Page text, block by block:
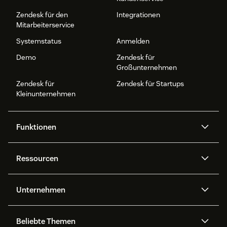
Zendesk für den
Mitarbeiterservice
Integrationen
Systemstatus
Anmelden
Demo
Zendesk für
Großunternehmen
Zendesk für
Kleinunternehmen
Zendesk für Startups
Funktionen
Zendesk-KI
Sicherheit
Ticketerstellung
Voice
Community Foren
Ressourcen
APIs und Entwickler:innen
Unternehmen
Beliebte Themen